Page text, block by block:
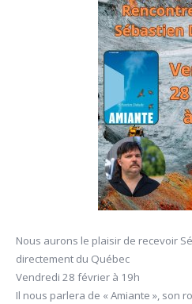
Nous aurons le plaisir de recevoir
directement du Québec
Vendredi 28 février à 19h
Il nous parlera de « Amiante », son